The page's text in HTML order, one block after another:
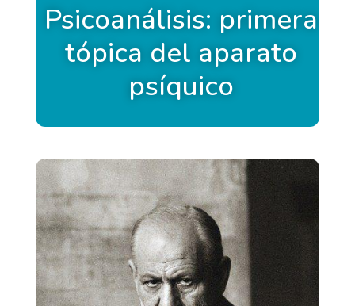
Psicoanálisis: primera
tópica del aparato
psíquico